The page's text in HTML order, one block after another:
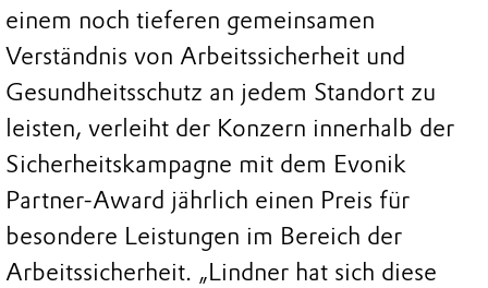
einem noch tieferen gemeinsamen
Verständnis von Arbeitssicherheit und
Gesundheitsschutz an jedem Standort zu
leisten, verleiht der Konzern innerhalb der
Sicherheitskampagne mit dem Evonik
Partner-Award jährlich einen Preis für
besondere Leistungen im Bereich der
Arbeitssicherheit. „Lindner hat sich diese